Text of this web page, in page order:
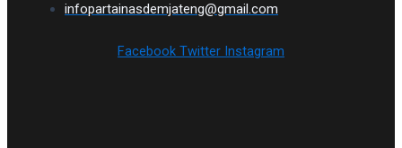
infopartainasdemjateng@gmail.com
Facebook Twitter Instagram